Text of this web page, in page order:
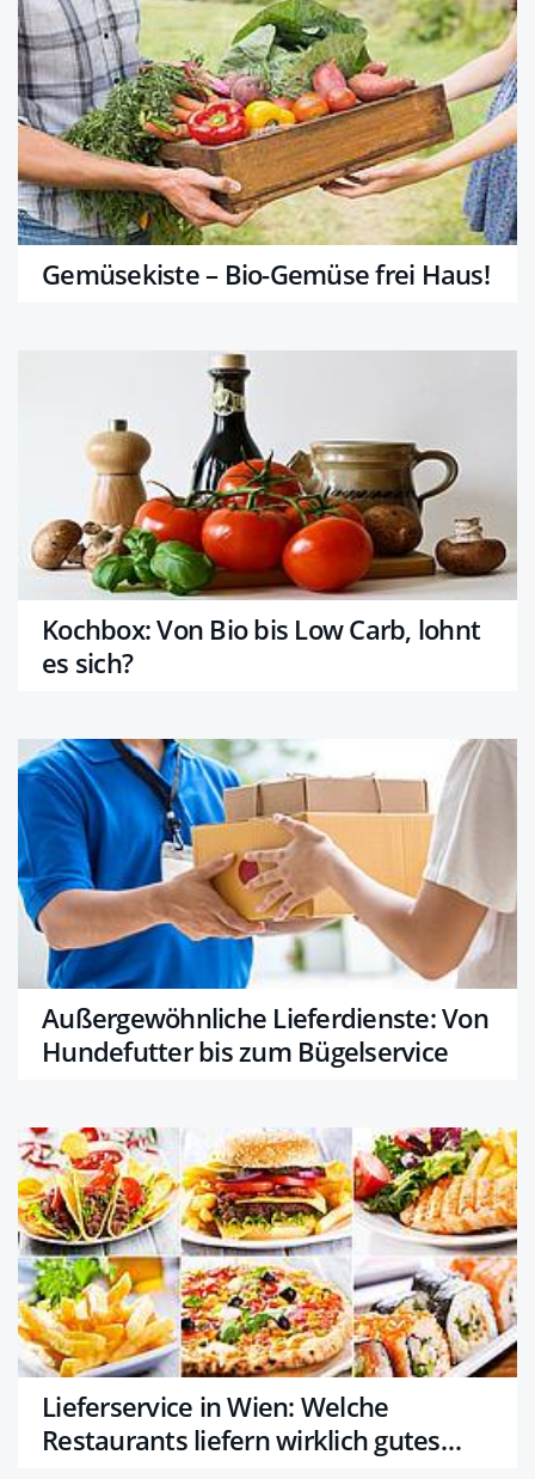
Gemüsekiste – Bio-Gemüse frei Haus!
Kochbox: Von Bio bis Low Carb, lohnt
es sich?
Außergewöhnliche Lieferdienste: Von
Hundefutter bis zum Bügelservice
Lieferservice in Wien: Welche
Restaurants liefern wirklich gutes